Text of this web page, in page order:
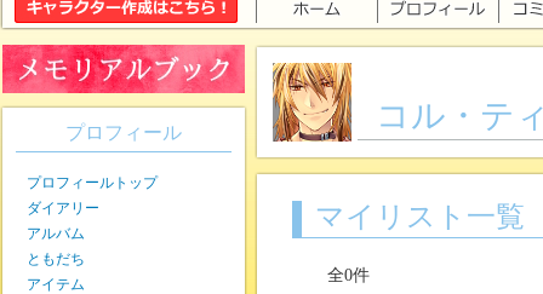
コル・テ
マイリスト一覧
全0件
プロフィール
プロフィールトップ
ダイアリー
アルバム
ともだち
アイテム